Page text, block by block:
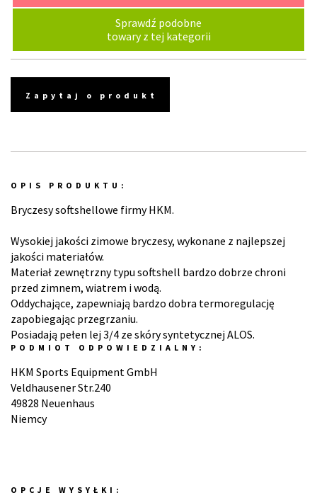
Sprawdź podobne
towary z tej kategorii
Zapytaj o produkt
OPIS PRODUKTU:
Bryczesy softshellowe firmy HKM.
Wysokiej jakości zimowe bryczesy, wykonane z najlepszej
jakości materiałów.
Materiał zewnętrzny typu softshell bardzo dobrze chroni
przed zimnem, wiatrem i wodą.
Oddychające, zapewniają bardzo dobra termoregulację
zapobiegając przegrzaniu.
Posiadają pełen lej 3/4 ze skóry syntetycznej ALOS.
PODMIOT ODPOWIEDZIALNY:
HKM Sports Equipment GmbH
Veldhausener Str.240
49828 Neuenhaus
Niemcy
OPCJE WYSYŁKI: